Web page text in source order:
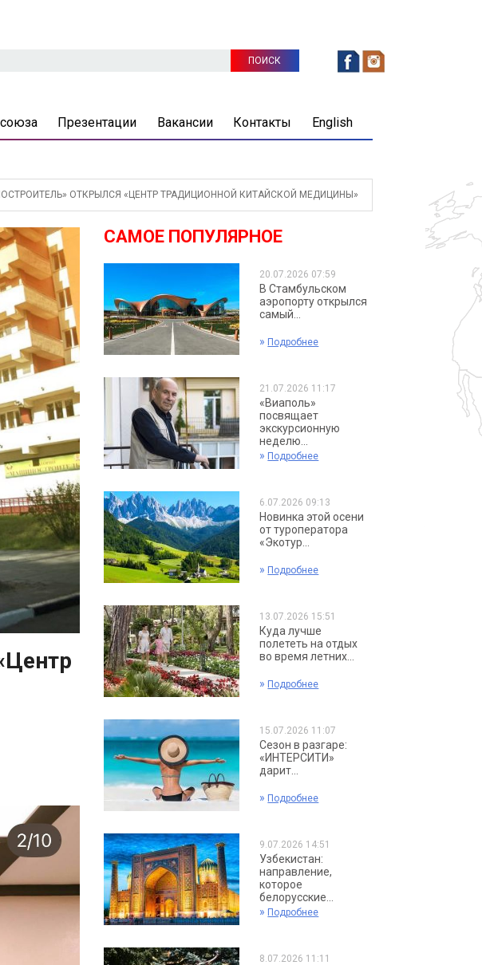
Презентации Вакансии Контакты English
ОТКРЫЛСЯ «ЦЕНТР ТРАДИЦИОННОЙ КИТАЙСКОЙ МЕДИЦИНЫ»
САМОЕ ПОПУЛЯРНОЕ
20.07.2026 07:59
В Стамбульском
аэропорту открылся
самый...
» Подробнее
21.07.2026 11:17
«Виаполь»
посвящает
экскурсионную
неделю...
» Подробнее
6.07.2026 09:13
Новинка этой осени
от туроператора
«Экотур...
» Подробнее
13.07.2026 15:51
Куда лучше
полететь на отдых
во время летних...
» Подробнее
15.07.2026 11:07
Сезон в разгаре:
«ИНТЕРСИТИ»
дарит...
» Подробнее
9.07.2026 14:51
Узбекистан:
направление,
которое
белорусские...
» Подробнее
8.07.2026 11:11